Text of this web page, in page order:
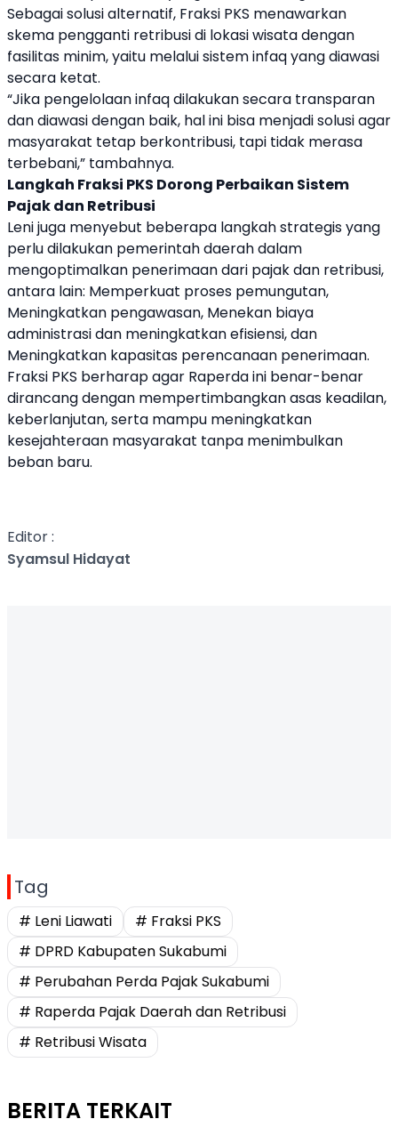
Sebagai solusi alternatif, Fraksi PKS menawarkan
skema pengganti retribusi di lokasi wisata dengan
fasilitas minim, yaitu melalui sistem infaq yang diawasi
secara ketat.
“Jika pengelolaan infaq dilakukan secara transparan
dan diawasi dengan baik, hal ini bisa menjadi solusi agar
masyarakat tetap berkontribusi, tapi tidak merasa
terbebani,” tambahnya.
Langkah Fraksi PKS Dorong Perbaikan Sistem
Pajak dan Retribusi
Leni juga menyebut beberapa langkah strategis yang
perlu dilakukan pemerintah daerah dalam
mengoptimalkan penerimaan dari pajak dan retribusi,
antara lain: Memperkuat proses pemungutan,
Meningkatkan pengawasan, Menekan biaya
administrasi dan meningkatkan efisiensi, dan
Meningkatkan kapasitas perencanaan penerimaan.
Fraksi PKS berharap agar Raperda ini benar-benar
dirancang dengan mempertimbangkan asas keadilan,
keberlanjutan, serta mampu meningkatkan
kesejahteraan masyarakat tanpa menimbulkan
beban baru.
Editor :
Syamsul Hidayat
Tag
# Leni Liawati
# Fraksi PKS
# DPRD Kabupaten Sukabumi
# Perubahan Perda Pajak Sukabumi
# Raperda Pajak Daerah dan Retribusi
# Retribusi Wisata
BERITA TERKAIT